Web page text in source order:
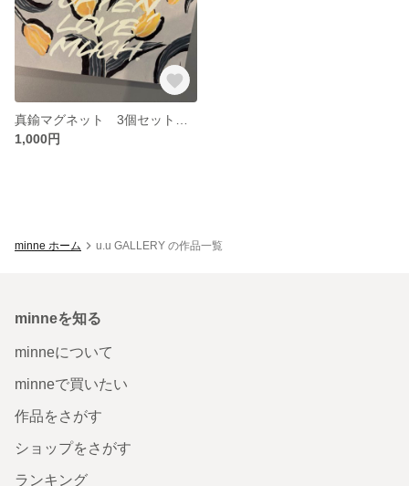
1,000円
minne ホーム u.u GALLERY の作品一覧
minneを知る
minneについて
minneで買いたい
作品をさがす
ショップをさがす
ランキング